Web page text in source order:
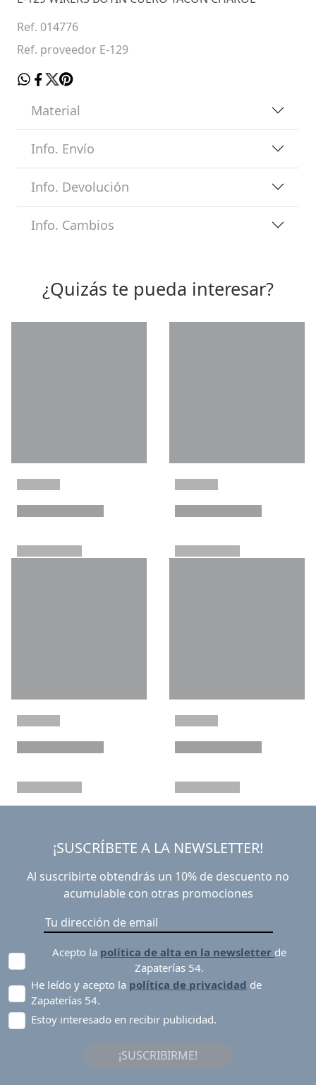
Ref. 014776
Ref. proveedor E-129
Material
Info. Envío
Info. Devolución
Info. Cambios
¿Quizás te pueda interesar?
¡SUSCRÍBETE A LA NEWSLETTER!
Al suscribirte obtendrás un 10% de descuento no
acumulable con otras promociones
Acepto la política de alta en la newsletter de
Zapaterías 54.
He leído y acepto la política de privacidad de
Zapaterías 54.
Estoy interesado en recibir publicidad.
¡SUSCRIBIRME!